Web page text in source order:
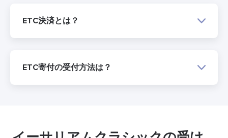
ETC決済とは？
ETC寄付の受付方法は？